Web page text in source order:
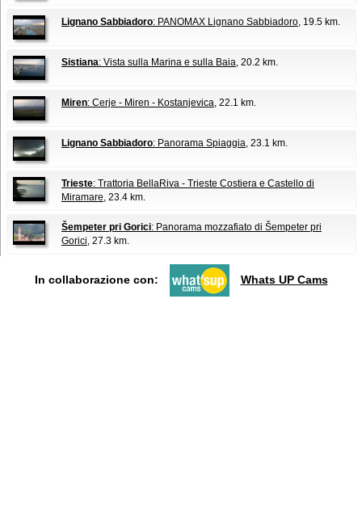
Lignano Sabbiadoro: PANOMAX Lignano Sabbiadoro, 19.5 km.
Sistiana: Vista sulla Marina e sulla Baia, 20.2 km.
Miren: Cerje - Miren - Kostanjevica, 22.1 km.
Lignano Sabbiadoro: Panorama Spiaggia, 23.1 km.
Trieste: Trattoria BellaRiva - Trieste Costiera e Castello di
Miramare, 23.4 km.
Šempeter pri Gorici: Panorama mozzafiato di Šempeter pri
Gorici, 27.3 km.
In collaborazione con: Whats UP Cams